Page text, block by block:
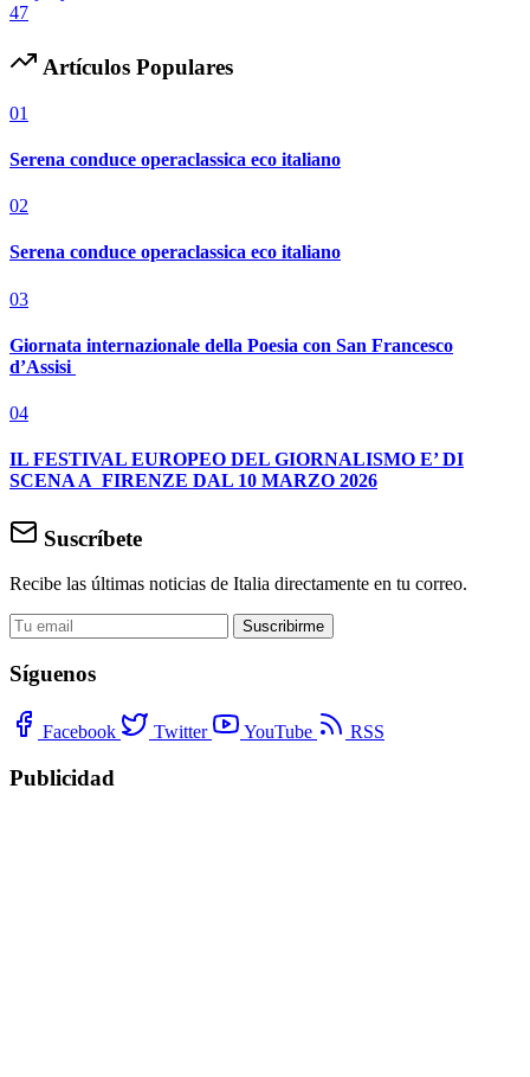
47
Artículos Populares
01
Serena conduce operaclassica eco italiano
02
Serena conduce operaclassica eco italiano
03
Giornata internazionale della Poesia con San Francesco
d’Assisi
04
IL FESTIVAL EUROPEO DEL GIORNALISMO E’ DI
SCENA A FIRENZE DAL 10 MARZO 2026
Suscríbete
Recibe las últimas noticias de Italia directamente en tu correo.
Suscribirme
Síguenos
Facebook Twitter YouTube RSS
Publicidad